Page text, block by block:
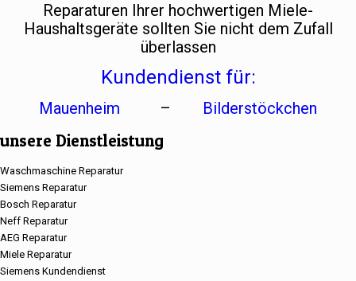
Reparaturen Ihrer hochwertigen Miele-
Haushaltsgeräte sollten Sie nicht dem Zufall
überlassen
Kundendienst für:
Mauenheim – Bilderstöckchen
unsere Dienstleistung
Waschmaschine Reparatur
Siemens Reparatur
Bosch Reparatur
Neff Reparatur
AEG Reparatur
Miele Reparatur
Siemens Kundendienst